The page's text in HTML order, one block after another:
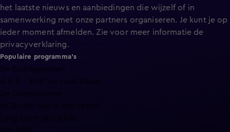
het laatste nieuws en aanbiedingen die wijzelf of in
samenwerking met onze partners organiseren. Je kunt je op
ieder moment afmelden. Zie voor meer informatie de
privacyverklaring.
Populaire programma's
De Bondgenoten
A.S.S. - Anti Survival Show
De Oranjezomer
Mi Dushi: wat is dan liefde?